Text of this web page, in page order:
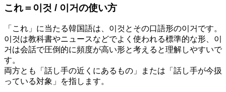
これ＝이것 / 이거の使い方
「これ」に当たる韓国語は、이것とその口語形の이거です。
이것は教科書やニュースなどでよく使われる標準的な形、이
거は会話で圧倒的に頻度が高い形と考えると理解しやすいで
す。
両方とも「話し手の近くにあるもの」または「話し手が今扱
っている対象」を指します。